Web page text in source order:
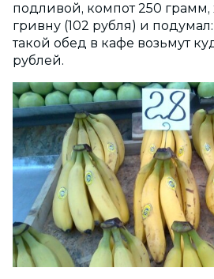
подливой, компот 250 грамм,
гривну (102 рубля) и
такой обед в кафе возьмут
рублей.